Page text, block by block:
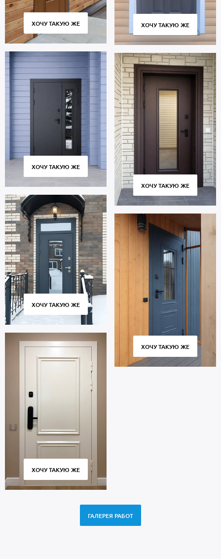
ХОЧУ ТАКУЮ ЖЕ
ХОЧУ ТАКУЮ ЖЕ
ХОЧУ ТАКУЮ ЖЕ
ХОЧУ ТАКУЮ ЖЕ
ХОЧУ ТАКУЮ ЖЕ
ХОЧУ ТАКУЮ ЖЕ
ХОЧУ ТАКУЮ ЖЕ
ГАЛЕРЕЯ РАБОТ